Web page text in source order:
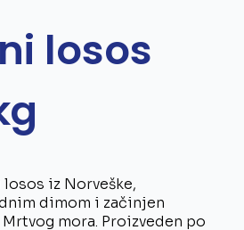
losos
iz Norveške,
dimom i začinjen
mora. Proizveden po